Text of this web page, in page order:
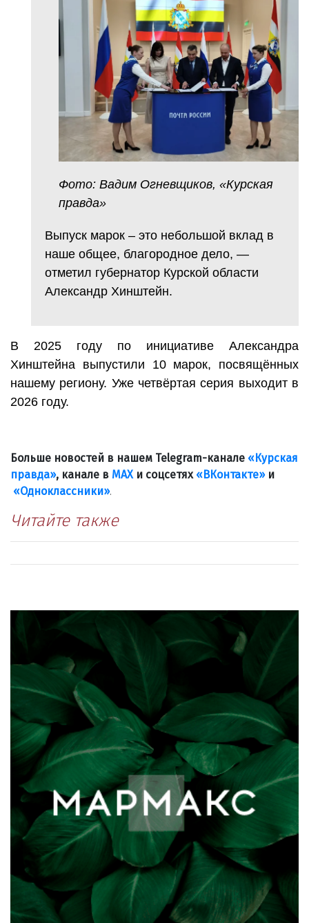
Фото: Вадим Огневщиков, «Курская
правда»
Выпуск марок – это небольшой вклад в
наше общее, благородное дело, —
отметил губернатор Курской области
Александр Хинштейн.
В 2025 году по инициативе Александра
Хинштейна выпустили 10 марок, посвящённых
нашему региону. Уже четвёртая серия выходит в
2026 году.
Больше новостей в нашем Telegram-канале «Курская
правда», канале в МАХи соцсетях «ВКонтакте»и
«Одноклассники».
Читайте также